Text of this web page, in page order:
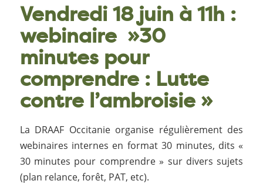
Vendredi 18 juin à 11h :
webinaire »30
minutes pour
comprendre : Lutte
contre l’ambroisie »
La DRAAF Occitanie organise régulièrement des
webinaires internes en format 30 minutes, dits «
30 minutes pour comprendre » sur divers sujets
(plan relance, forêt, PAT, etc).